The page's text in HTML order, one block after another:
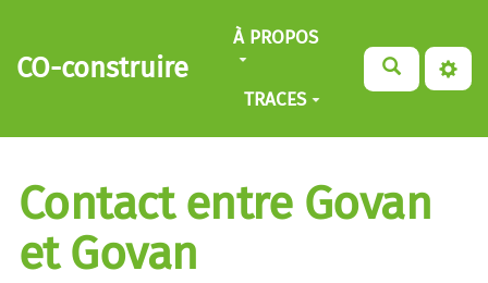
Aller au contenu principal
CO-construire
À PROPOS
TRACES
Contact entre Govan
et Govan